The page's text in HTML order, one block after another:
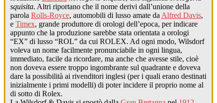
squisita. Altri riportano che il nome derivi dall’unione della
parola Rolls-Royce, automobili di lusso amate da Alfred Davis,
e Timex, grande produttore di orologi dell’epoca, per indicare
appunto che la produzione sarebbe stata orientata a orologi
“EX” di lusso “ROL” da cui ROLEX. Ad ogni modo, Wilsdorf
voleva un nome facilmente pronunciabile in ogni lingua,
immediato, facile da ricordare, ma anche che avesse stile, cioè
non doveva essere troppo ingombrante sul quadrante e doveva
dare la possibilità ai rivenditori inglesi (per i quali erano destinati
inizialmente i primi modelli) di poter incidere il proprio nome al
di sotto di Rolex.